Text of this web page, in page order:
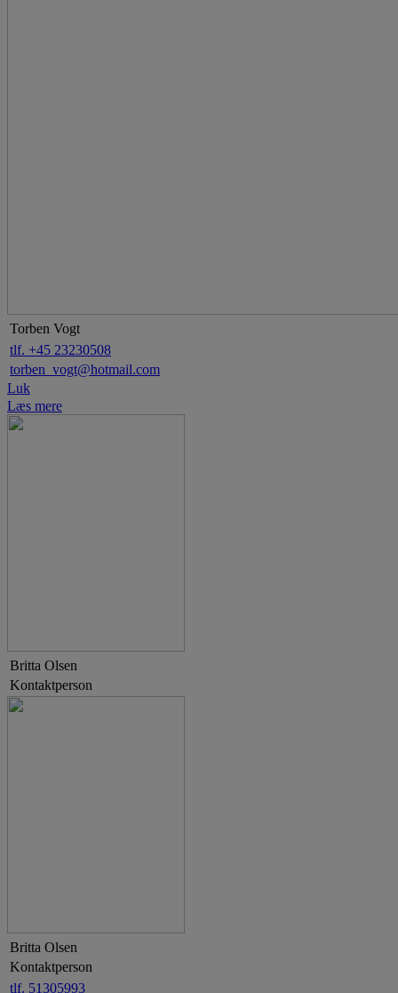
Torben Vogt
tlf. +45 23230508
torben_vogt@hotmail.com
Luk
Læs mere
Britta Olsen
Kontaktperson
Britta Olsen
Kontaktperson
tlf. 51305993